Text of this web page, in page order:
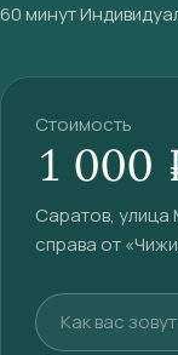
60 минут·
Стоимость
1 000 ₽
Саратов, улица
справа от
Ваше имя